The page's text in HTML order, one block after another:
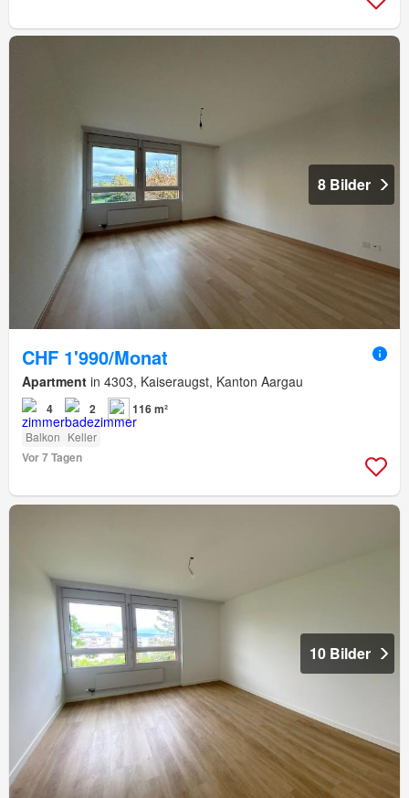
8 Bilder
CHF 1'990/Monat
Apartment in 4303, Kaiseraugst, Kanton Aargau
4 2 116 m²
Balkon Keller
Vor 7 Tagen
10 Bilder